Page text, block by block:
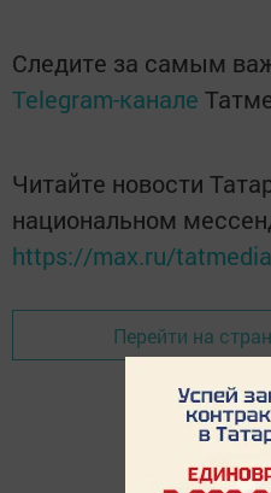
Следите за самым
Telegram-канале
Читайте новости
национальном
https://max.ru/tatmedia
Перейти на